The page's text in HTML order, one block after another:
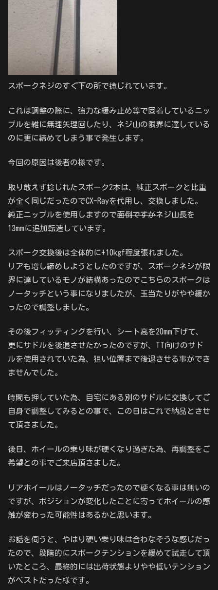
スポークネジのすぐ下の所で捻じれています。
これは調整の際に、強力な緩み止め等で固着しているニッ
プルを雑に無理矢理回したり、ネジ山の限界に達している
のに更に締めてしまう事で発生します。
今回の原因は後者の様です。
取り敢えず捻じれたスポーク2本は、純正スポークと比重
が全く同じだったのでCX-Rayを代用し、交換しました。
純正ニップルを使用しますので面倒ですがネジ山長を
13mmに追加転造しています。
スポーク交換後は全体的に+10kgf程度張れました。
リアも増し締めしようとしたのですが、スポークネジが限
界に達しているモノが結構あったのでこちらのスポークは
ノータッチという事になりましたが、玉当たりがやや緩か
ったので調整しました。
その後フィッティングを行い、シート高を20mm下げて、
更にサドルを後退させたかったのですが、TT向けのサド
ルを使用されていた為、狙い位置まで後退させる事ができ
ませんでした。
時間も押していた為、自宅にある別のサドルに交換してご
自身で調整してみるとの事で、この日はこれで納品とさせ
て頂きました。
後日、ホイールの乗り味が硬くなり過ぎた為、再調整をご
希望との事でご来店頂きました。
リアホイールはノータッチだったので硬くなる事は無いの
ですが、ポジションが変化したことに寄ってホイールの感
触が変わった可能性はあるかと思います。
お話を伺うと、やはり硬い乗り味は合わなそうな感じだっ
たので、段階的にスポークテンションを緩めて試走して頂
いたところ、最終的には出荷状態よりやや低いテンション
がベストだった様です。